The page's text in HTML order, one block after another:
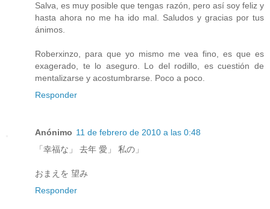
Salva, es muy posible que tengas razón, pero así soy feliz y
hasta ahora no me ha ido mal. Saludos y gracias por tus
ánimos.
Roberxinzo, para que yo mismo me vea fino, es que es
exagerado, te lo aseguro. Lo del rodillo, es cuestión de
mentalizarse y acostumbrarse. Poco a poco.
Responder
Anónimo 11 de febrero de 2010 a las 0:48
「幸福な」 去年 愛」 私の」
おまえを 望み
Responder